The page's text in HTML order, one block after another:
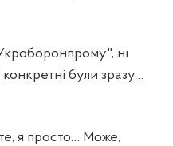
ні
були зразу…
я просто… Може,